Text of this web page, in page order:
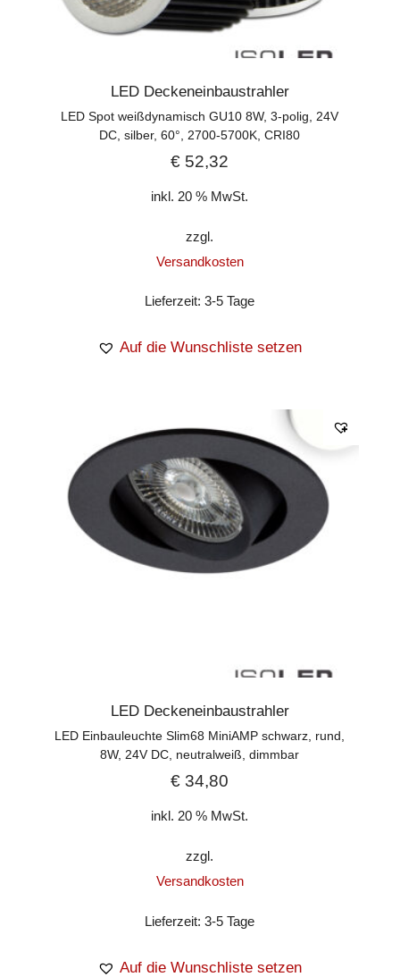
LED Deckeneinbaustrahler
LED Spot weißdynamisch GU10 8W, 3-polig, 24V
DC, silber, 60°, 2700-5700K, CRI80
€ 52,32
inkl. 20 % MwSt.
zzgl.
Versandkosten
Lieferzeit:3-5 Tage
Auf die Wunschliste setzen
LED Deckeneinbaustrahler
LED Einbauleuchte Slim68 MiniAMP schwarz, rund,
8W, 24V DC, neutralweiß, dimmbar
€ 34,80
inkl. 20 % MwSt.
zzgl.
Versandkosten
Lieferzeit:3-5 Tage
Auf die Wunschliste setzen